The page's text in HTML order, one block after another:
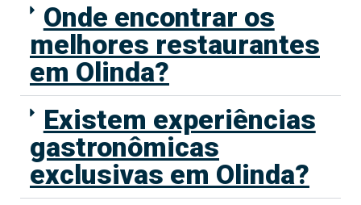
Onde encontrar os
melhores restaurantes
em Olinda?
Existem experiências
gastronômicas
exclusivas em Olinda?